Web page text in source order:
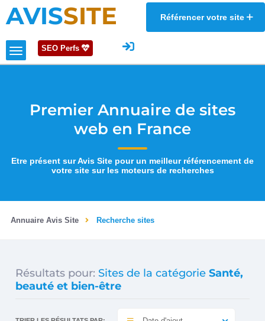
AVISSITE Référencer votre site
SEO Perfs
Premier Annuaire de sites
web en France
Etre présent sur Avis Site pour un meilleur référencement de
votre site sur les moteurs de recherches
Annuaire Avis Site Recherche sites
Résultats pour: Sites de la catégorie Santé,
beauté et bien-être